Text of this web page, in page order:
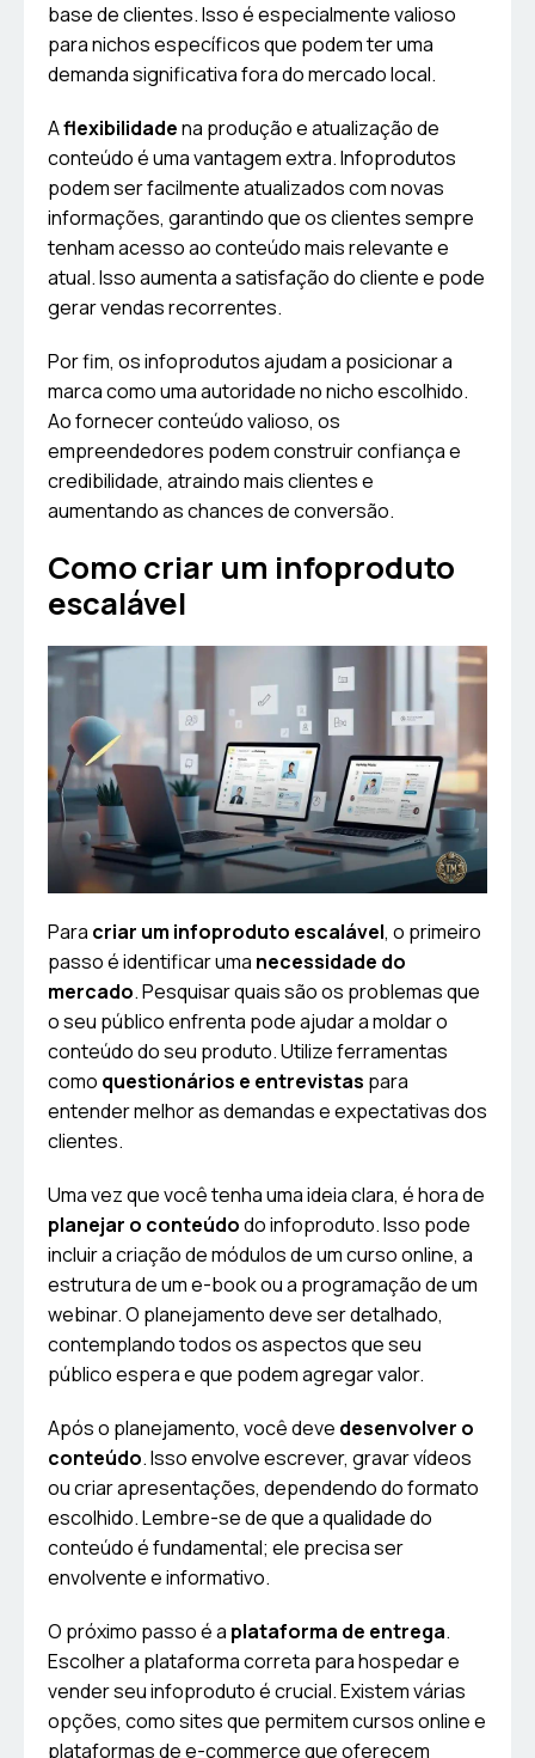
base de clientes. Isso é especialmente valioso
para nichos específicos que podem ter uma
demanda significativa fora do mercado local.
Aflexibilidadena produção e atualização de
conteúdo é uma vantagem extra. Infoprodutos
podem ser facilmente atualizados com novas
informações, garantindo que os clientes sempre
tenham acesso ao conteúdo mais relevante e
atual. Isso aumenta a satisfação do cliente e pode
gerar vendas recorrentes.
Por fim, os infoprodutos ajudam a posicionar a
marca como uma autoridade no nicho escolhido.
Ao fornecer conteúdo valioso, os
empreendedores podem construir confiança e
credibilidade, atraindo mais clientes e
aumentando as chances de conversão.
Como criar um infoproduto
escalável
Para criar um infoproduto escalável, o primeiro
passo é identificar uma necessidade do
mercado. Pesquisar quais são os problemas que
o seu público enfrenta pode ajudar a moldar o
conteúdo do seu produto. Utilize ferramentas
como questionários e entrevistas para
entender melhor as demandas e expectativas dos
clientes.
Uma vez que você tenha uma ideia clara, é hora de
planejar o conteúdodo infoproduto. Isso pode
incluir a criação de módulos de um curso online, a
estrutura de um e-book ou a programação de um
webinar. O planejamento deve ser detalhado,
contemplando todos os aspectos que seu
público espera e que podem agregar valor.
Após o planejamento, você deve desenvolver o
conteúdo. Isso envolve escrever, gravar vídeos
ou criar apresentações, dependendo do formato
escolhido. Lembre-se de que a qualidade do
conteúdo é fundamental; ele precisa ser
envolvente e informativo.
O próximo passo é a plataforma de entrega.
Escolher a plataforma correta para hospedar e
vender seu infoproduto é crucial. Existem várias
opções, como sites que permitem cursos online e
plataformas de e-commerce que oferecem